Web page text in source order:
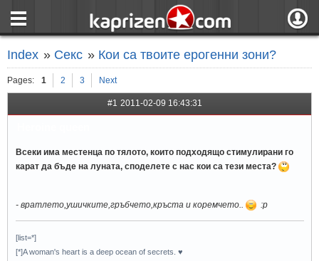
Регистрация
Вход чрез
Index » Секс » Кои са твоите ерогенни зони?
Pages: 1 2 3 Next
#1 2011-02-09 16:43:31
Всеки има местенца по тялото, които подходящо стимулирани го
карат да бъде на луната, споделете с нас кои са тези места?
- вратлето,ушичките,гръбчето,кръста и коремчето.. :p
[list=*]
[*]A woman's heart is a deep ocean of secrets. ♥